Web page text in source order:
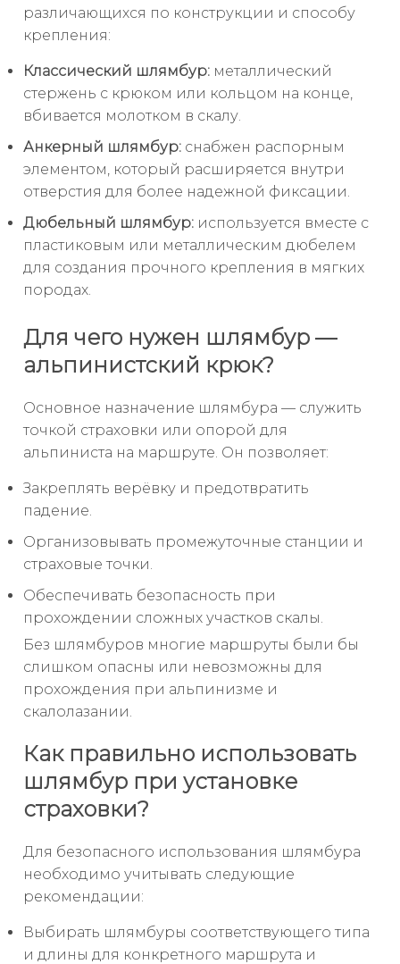
различающихся по конструкции и способу
крепления:
Классический шлямбур: металлический
стержень с крюком или кольцом на конце,
вбивается молотком в скалу.
Анкерный шлямбур: снабжен распорным
элементом, который расширяется внутри
отверстия для более надежной фиксации.
Дюбельный шлямбур: используется вместе с
пластиковым или металлическим дюбелем
для создания прочного крепления в мягких
породах.
Для чего нужен шлямбур —
альпинистский крюк?
Основное назначение шлямбура — служить
точкой страховки или опорой для
альпиниста на маршруте. Он позволяет:
Закреплять верёвку и предотвратить
падение.
Организовывать промежуточные станции и
страховые точки.
Обеспечивать безопасность при
прохождении сложных участков скалы.
Без шлямбуров многие маршруты были бы
слишком опасны или невозможны для
прохождения при альпинизме и
скалолазании.
Как правильно использовать
шлямбур при установке
страховки?
Для безопасного использования шлямбура
необходимо учитывать следующие
рекомендации:
Выбирать шлямбуры соответствующего типа
и длины для конкретного маршрута и